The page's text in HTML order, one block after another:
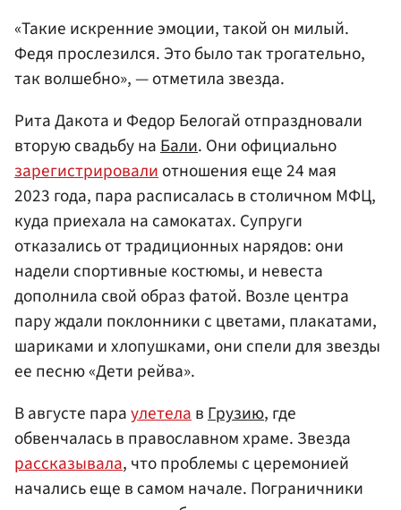
«Такие искренние эмоции, такой он милый.
Федя прослезился. Это было так трогательно,
так волшебно», — отметила звезда.
Рита Дакота и Федор Белогай отпраздновали
вторую свадьбу наБали. Они официально
зарегистрировалиотношения еще 24 мая
2023 года, пара расписалась в столичном МФЦ,
куда приехала на самокатах. Супруги
отказались от традиционных нарядов: они
надели спортивные костюмы, и невеста
дополнила свой образ фатой. Возле центра
пару ждали поклонники с цветами, плакатами,
шариками и хлопушками, они спели для звезды
ее песню «Дети рейва».
В августе параулетелавГрузию, где
обвенчалась в православном храме. Звезда
рассказывала, что проблемы с церемонией
начались еще в самом начале. Пограничники